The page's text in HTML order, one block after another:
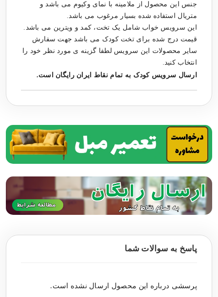
جنس این محصول از ملامینه با نمای وکیوم می باشد و
متریال استفاده شده بسیار مرغوب می باشد.
این سرویس خواب شامل یک تخت، کمد و ویترین می باشد.
قیمت درج شده برای تخت کودک می باشد جهت سفارش
سایر محصولات این سرویس لطفا گزینه ی مورد نظر خود را
انتخاب کنید.
ارسال سرویس کودک به تمام نقاط ایران رایگان است.
پاسخ به سوالات شما
پرسشی درباره این محصول ارسال نشده است.